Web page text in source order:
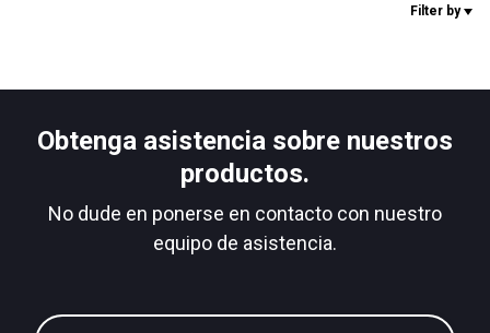
Filter by
Obtenga asistencia sobre nuestros
productos.
No dude en ponerse en contacto con nuestro
equipo de asistencia.
Productos
Contacto